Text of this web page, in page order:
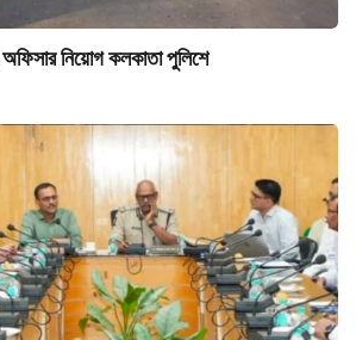
অফিসার নিয়োগ কলকাতা পুলিশে